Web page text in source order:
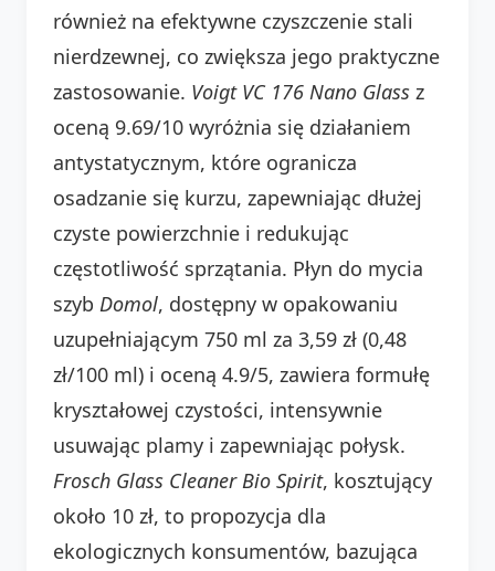
również na efektywne czyszczenie stali
nierdzewnej, co zwiększa jego praktyczne
zastosowanie. Voigt VC 176 Nano Glass z
oceną 9.69/10 wyróżnia się działaniem
antystatycznym, które ogranicza
osadzanie się kurzu, zapewniając dłużej
czyste powierzchnie i redukując
częstotliwość sprzątania. Płyn do mycia
szyb Domol, dostępny w opakowaniu
uzupełniającym 750 ml za 3,59 zł (0,48
zł/100 ml) i oceną 4.9/5, zawiera formułę
kryształowej czystości, intensywnie
usuwając plamy i zapewniając połysk.
Frosch Glass Cleaner Bio Spirit, kosztujący
około 10 zł, to propozycja dla
ekologicznych konsumentów, bazująca